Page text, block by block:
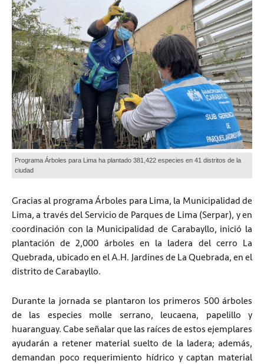
Programa Árboles para Lima ha plantado 381,422 especies en 41 distritos de la
ciudad
Gracias al programa Árboles para Lima, la Municipalidad de
Lima, a través del Servicio de Parques de Lima (Serpar), y en
coordinación con la Municipalidad de Carabayllo, inició la
plantación de 2,000 árboles en la ladera del cerro La
Quebrada, ubicado en el A.H. Jardines de La Quebrada, en el
distrito de Carabayllo.
Durante la jornada se plantaron los primeros 500 árboles
de las especies molle serrano, leucaena, papelillo y
huaranguay. Cabe señalar que las raíces de estos ejemplares
ayudarán a retener material suelto de la ladera; además,
demandan poco requerimiento hídrico y captan material